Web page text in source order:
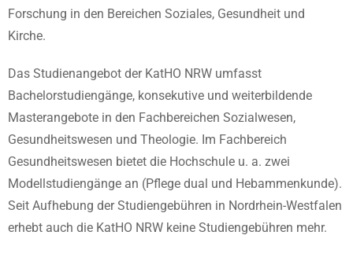
Forschung in den Bereichen Soziales, Gesundheit und
Kirche.
Das Studienangebot der KatHO NRW umfasst
Bachelorstudiengänge, konsekutive und weiterbildende
Masterangebote in den Fachbereichen Sozialwesen,
Gesundheitswesen und Theologie. Im Fachbereich
Gesundheitswesen bietet die Hochschule u. a. zwei
Modellstudiengänge an (Pflege dual und Hebammenkunde).
Seit Aufhebung der Studiengebühren in Nordrhein-Westfalen
erhebt auch die KatHO NRW keine Studiengebühren mehr.